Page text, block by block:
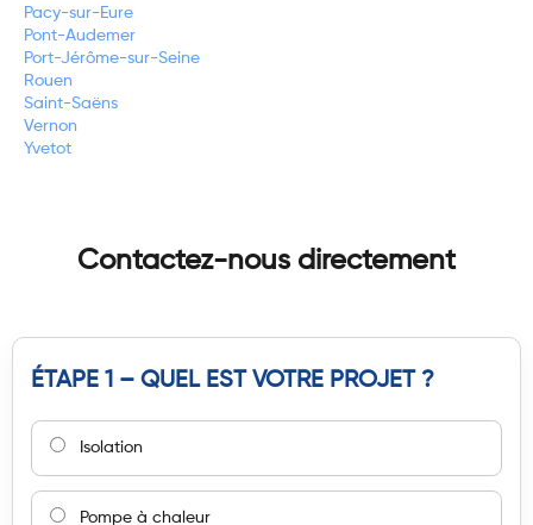
Pacy-sur-Eure
Pont-Audemer
Port-Jérôme-sur-Seine
Rouen
Saint-Saëns
Vernon
Yvetot
Contactez-nous directement
ÉTAPE 1 – QUEL EST VOTRE PROJET ?
Isolation
Pompe à chaleur